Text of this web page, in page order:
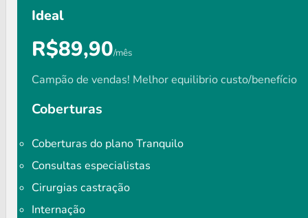
Ideal
R$89,90/mês
Campão de vendas! Melhor equilibrio custo/benefício
Coberturas
Coberturas do plano Tranquilo
Consultas especialistas
Cirurgias castração
Internação